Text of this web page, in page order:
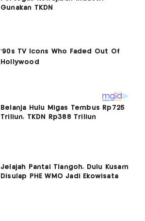
Gunakan TKDN
Belanja Hulu Migas Tembus Rp725
Triliun, TKDN Rp388 Triliun
Jelajah Pantai Tlangoh, Dulu Kusam
Disulap PHE WMO Jadi Ekowisata